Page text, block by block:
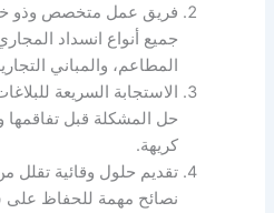
فريق عمل متخصص وذو
جميع أنواع انسداد
المطاعم، والمباني
الاستجابة السريعة
حل المشكلة قبل
كريهة.
تقديم حلول وقائية تقلل
نصائح مهمة للحفاظ